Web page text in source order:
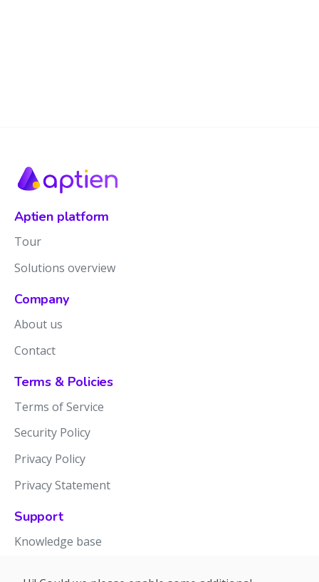
Aptien platform
Tour
Solutions overview
Company
About us
Contact
Terms & Policies
Terms of Service
Security Policy
Privacy Policy
Privacy Statement
Support
Knowledge base